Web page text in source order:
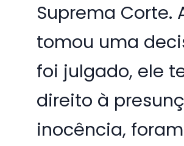
Suprema Corte.
tomou uma
foi julgado, ele
direito à
inocência, foram